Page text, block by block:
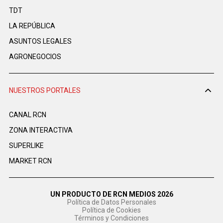
TDT
LA REPÚBLICA
ASUNTOS LEGALES
AGRONEGOCIOS
NUESTROS PORTALES
CANAL RCN
ZONA INTERACTIVA
SUPERLIKE
MARKET RCN
UN PRODUCTO DE RCN MEDIOS 2026
Política de Datos Personales
Política de Cookies
Términos y Condiciones